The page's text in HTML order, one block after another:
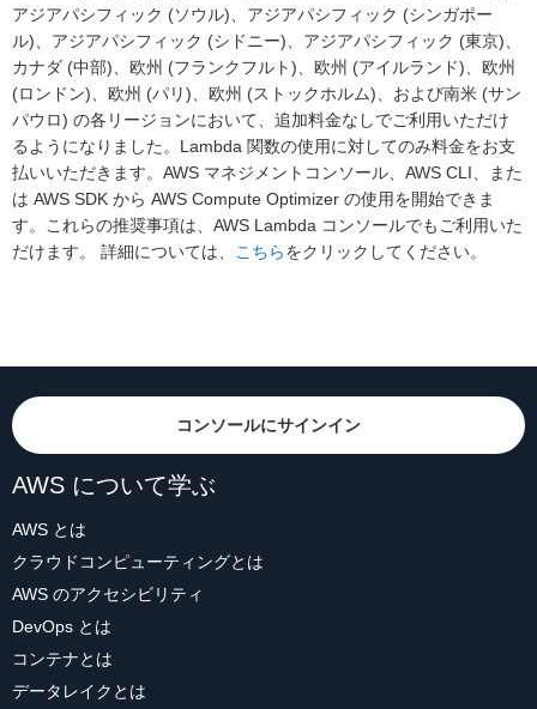
アジアパシフィック (ソウル)、アジアパシフィック (シンガポー
ル)、アジアパシフィック (シドニー)、アジアパシフィック (東京)、
カナダ (中部)、欧州 (フランクフルト)、欧州 (アイルランド)、欧州
(ロンドン)、欧州 (パリ)、欧州 (ストックホルム)、および南米 (サン
パウロ) の各リージョンにおいて、追加料金なしでご利用いただけ
るようになりました。Lambda 関数の使用に対してのみ料金をお支
払いいただきます。AWS マネジメントコンソール、AWS CLI、また
は AWS SDK から AWS Compute Optimizer の使用を開始できま
す。これらの推奨事項は、AWS Lambda コンソールでもご利用いた
だけます。 詳細については、
こちらをクリックしてください。
コンソールにサインイン
AWS について学ぶ
AWS とは
クラウドコンピューティングとは
AWS のアクセシビリティ
DevOps とは
コンテナとは
データレイクとは